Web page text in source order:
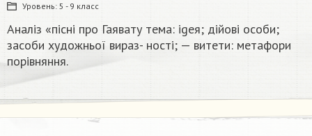
Уровень: 5 - 9 класс
Аналіз «пісні про Гаявату тема: igeя; дійові особи;
засоби художньої вираз- ності; — витети: метафори
порівняння.​